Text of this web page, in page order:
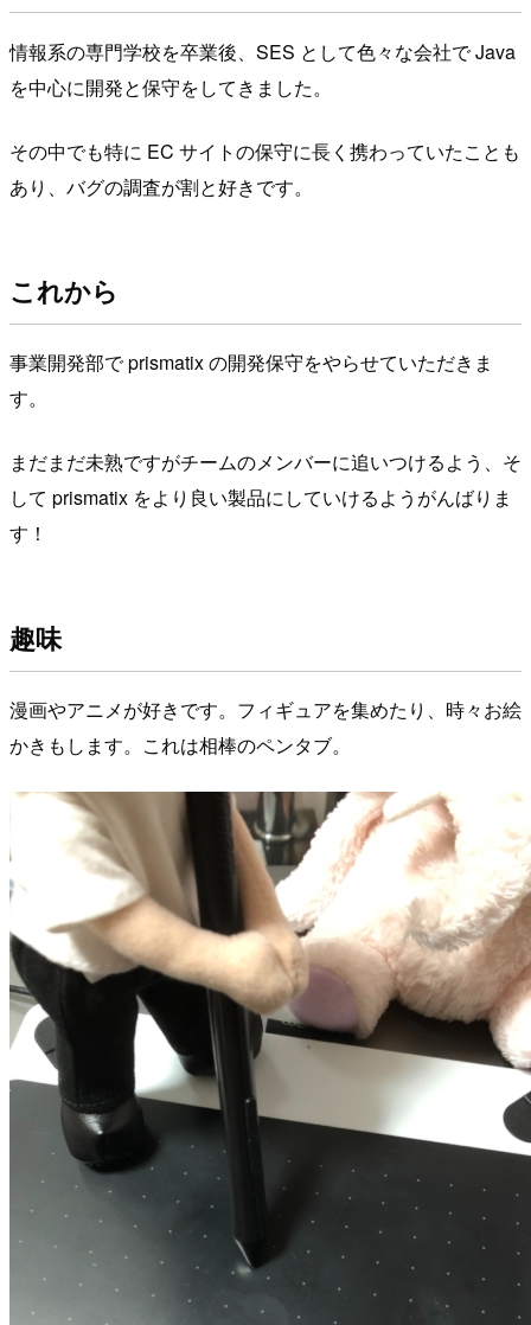
情報系の専門学校を卒業後、SES として色々な会社で Java
を中心に開発と保守をしてきました。
その中でも特に EC サイトの保守に長く携わっていたことも
あり、バグの調査が割と好きです。
これから
事業開発部で prismatix の開発保守をやらせていただきま
す。
まだまだ未熟ですがチームのメンバーに追いつけるよう、そ
して prismatix をより良い製品にしていけるようがんばりま
す！
趣味
漫画やアニメが好きです。フィギュアを集めたり、時々お絵
かきもします。これは相棒のペンタブ。